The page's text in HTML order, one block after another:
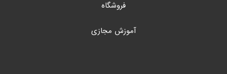
فروشگاه
آموزش مجازی